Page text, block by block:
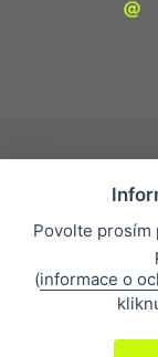
Povolte
(informace o